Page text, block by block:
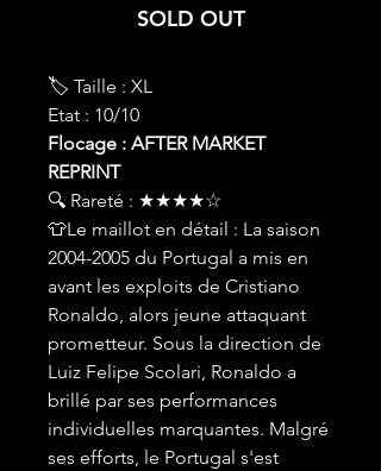
SOLD OUT
🏷 Taille : XL
Etat : 10/10
Flocage : AFTER MARKET
REPRINT
🔍 Rareté : ★★★★☆
👕Le maillot en détail : La saison
2004-2005 du Portugal a mis en
avant les exploits de Cristiano
Ronaldo, alors jeune attaquant
prometteur. Sous la direction de
Luiz Felipe Scolari, Ronaldo a
brillé par ses performances
individuelles marquantes. Malgré
ses efforts, le Portugal s'est